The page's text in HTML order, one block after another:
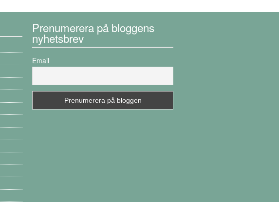
Prenumerera på bloggens
nyhetsbrev
Email